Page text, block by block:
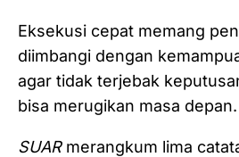
Eksekusi cepat memang
diimbangi dengan
agar tidak terjebak
bisa merugikan masa depan.
SUAR merangkum lima